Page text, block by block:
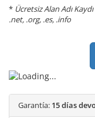
* Ücretsiz Alan Adı
.net, .org, .es, .info
Garantía: 15 días